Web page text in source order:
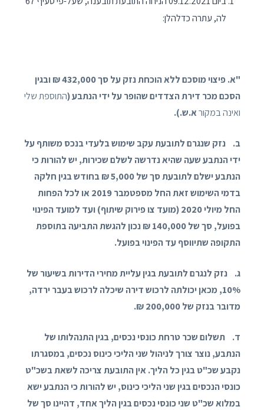
לה, עתרה כדלהלן:
"א. פיצוי מוסכם ללא הוכחת נזק על סך 432,000 ₪ ובגין
הסכם מכר דירת הצדדים שהופר על ידי הנתבע (התוספת שלי
ואינה במקורא.ש.).
ב. נזק שנגרם לתובעת עקב שימוש בלעדי בנכס משותף על
ידי הנתבע שעה שהיא נדרשה לשלם שכירות, יש להורות כי
הנתבע ישלם לתובעת סך של 5,000 ₪ בחודש בגין חלקה
בדמי השימוש זאת החל מספטמבר 2019 או לכל הפחות
החל מיולי 2020 (מועד צו פירוק שיתוף) ועד למועד הפינוי
בפועל, סך של 140,000 ₪ נכון להגשת התביעה בתוספת
התקופה שתיווסף עד הפינוי בפועל.
ג. נזק לנגרם לתובעת בגין עליית מחירי הדירות בשיעור של
10%, מכאן יכולתה לרכוש דירה שיכלה לרכוש בעבר ירדה,
מדובר בנזק של 200,000 ₪.
ד. תשלום שכר טרחת כונסי נכסים, בגין התנהלותו של
הנתבע, נוצר צורך לניהול שני הליכי כינוס נכסים, במסגרתו
נקבע שכ"ט בגין כל הליך. אין התובעת צריכה לשאת בשכ"ט
כונסי הנכסים בגין שני הליכי כינוס, יש להורות כי הנתבע ישא
במלוא שכ"ט שני כונסי נכסים בגין הליך אחד, דהיינו סך של